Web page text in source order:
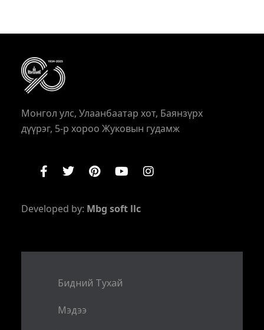
Монгол улс, Улаанбаатар хот, Баянзүрх
дүүрэг, 5-р хороо Жуковын гудамж
Developed by: Mbg soft llc
Бидний Тухай
Мэдээ